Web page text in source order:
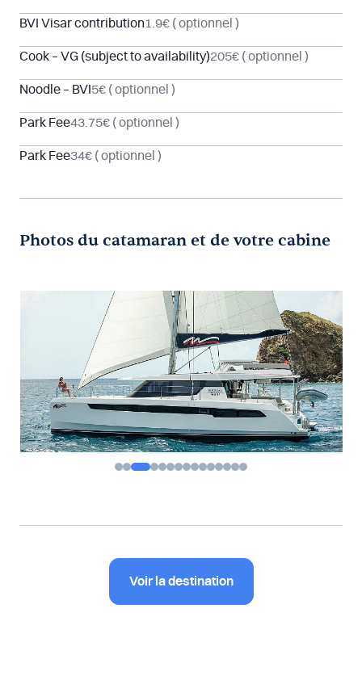
BVI Visar contribution1.9€ ( optionnel )
Cook – VG (subject to availability)205€ ( optionnel )
Noodle – BVI 5€ ( optionnel )
Park Fee43.75€ ( optionnel )
Park Fee34€ ( optionnel )
Photos du catamaran et de votre cabine
Voir la destination